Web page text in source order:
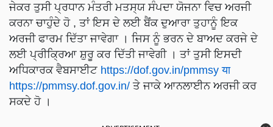
ਜੇਕਰ ਤੁਸੀ ਪ੍ਰਧਾਨ ਮੰਤਰੀ ਮਤਸ੍ਯ ਸੰਪਦਾ ਯੋਜਨਾ ਵਿਚ ਅਰਜੀ
ਕਰਨਾ ਚਾਹੁੰਦੇ ਹੋ , ਤਾਂ ਇਸ ਦੇ ਲਈ ਬੈਂਕ ਦੁਆਰਾ ਤੁਹਾਨੂੰ ਇਕ
ਅਰਜੀ ਫਾਰਮ ਦਿੱਤਾ ਜਾਵੇਗਾ । ਜਿਸ ਨੂੰ ਭਰਨ ਦੇ ਬਾਅਦ ਕਰਜੇ ਦੇ
ਲਈ ਪ੍ਰੀਕ੍ਰਿਆ ਸ਼ੁਰੂ ਕਰ ਦਿੱਤੀ ਜਾਵੇਗੀ । ਤਾਂ ਤੁਸੀ ਇਸਦੀ
ਅਧਿਕਾਰਕ ਵੈਬਸਾਈਟ https://dof.gov.in/pmmsy या
https://pmmsy.dof.gov.in/ ਤੇ ਜਾਕੇ ਆਨਲਾਈਨ ਅਰਜੀ ਕਰ
ਸਕਦੇ ਹੋ ।